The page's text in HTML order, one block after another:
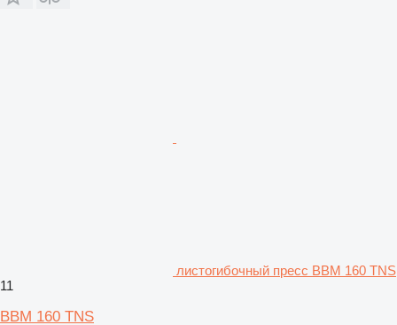
листогибочный пресс BBM 160 TNS
11
BBM 160 TNS